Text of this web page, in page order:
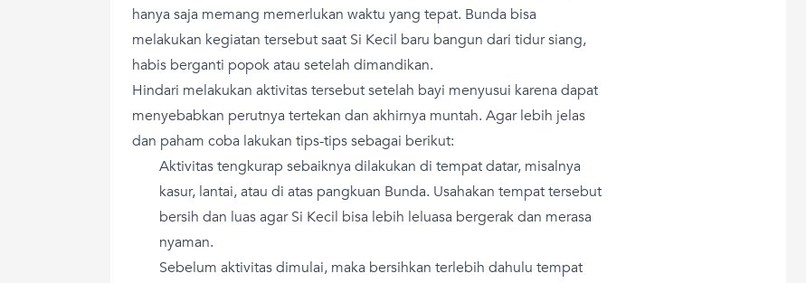
hanya saja memang memerlukan waktu yang tepat. Bunda bisa
melakukan kegiatan tersebut saat Si Kecil baru bangun dari tidur siang,
habis berganti popok atau setelah dimandikan.
Hindari melakukan aktivitas tersebut setelah bayi menyusui karena dapat
menyebabkan perutnya tertekan dan akhirnya muntah. Agar lebih jelas
dan paham coba lakukan tips-tips sebagai berikut:
Aktivitas tengkurap sebaiknya dilakukan di tempat datar, misalnya
kasur, lantai, atau di atas pangkuan Bunda. Usahakan tempat tersebut
bersih dan luas agar Si Kecil bisa lebih leluasa bergerak dan merasa
nyaman.
Sebelum aktivitas dimulai, maka bersihkan terlebih dahulu tempat